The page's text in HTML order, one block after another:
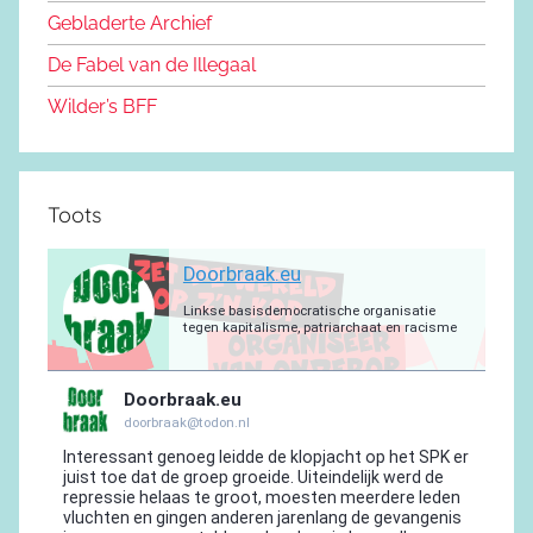
n
m
o
o
k
Gebladerte Archief
De Fabel van de Illegaal
Wilder’s BFF
Toots